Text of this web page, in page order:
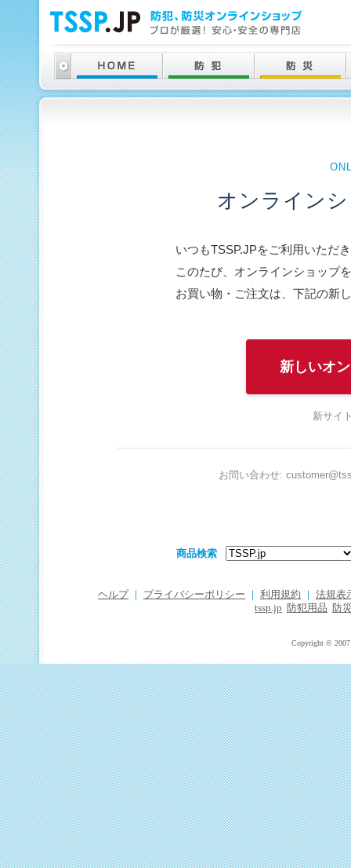
オンライン
いつもTSSP.JPをご利用いただ
このたび、オンラインショップ
お買い物・ご注文は、下記の新
新しいオ
新サイ
お問い合わせ:
商品検索
ヘルプ プライバシーポリシー 利用規約
法規表
tssp.jp
防犯用品 防
Copyright © 2007